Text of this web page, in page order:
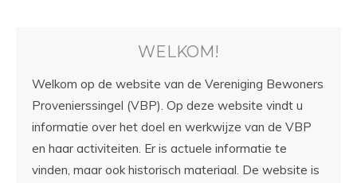
WELKOM!
Welkom op de website van de Vereniging Bewoners
Provenierssingel (VBP). Op deze website vindt u
informatie over het doel en werkwijze van de VBP
en haar activiteiten. Er is actuele informatie te
vinden, maar ook historisch materiaal. De website is